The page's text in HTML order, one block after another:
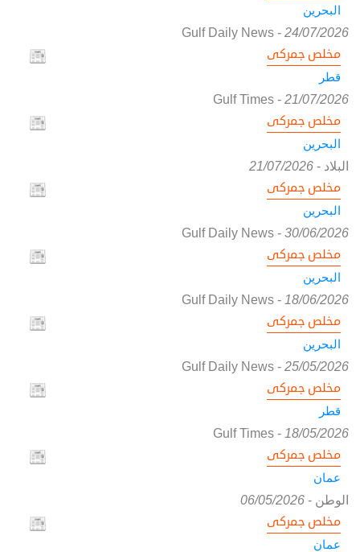
البحرين
Gulf Daily News- 24/07/2026
مخلص جمركى
قطر
Gulf Times- 21/07/2026
مخلص جمركى
البحرين
البلاد -
21/07/2026
مخلص جمركى
البحرين
Gulf Daily News- 30/06/2026
مخلص جمركى
البحرين
Gulf Daily News- 18/06/2026
مخلص جمركى
البحرين
Gulf Daily News- 25/05/2026
مخلص جمركى
قطر
Gulf Times- 18/05/2026
مخلص جمركى
عمان
الوطن -
06/05/2026
مخلص جمركى
عمان